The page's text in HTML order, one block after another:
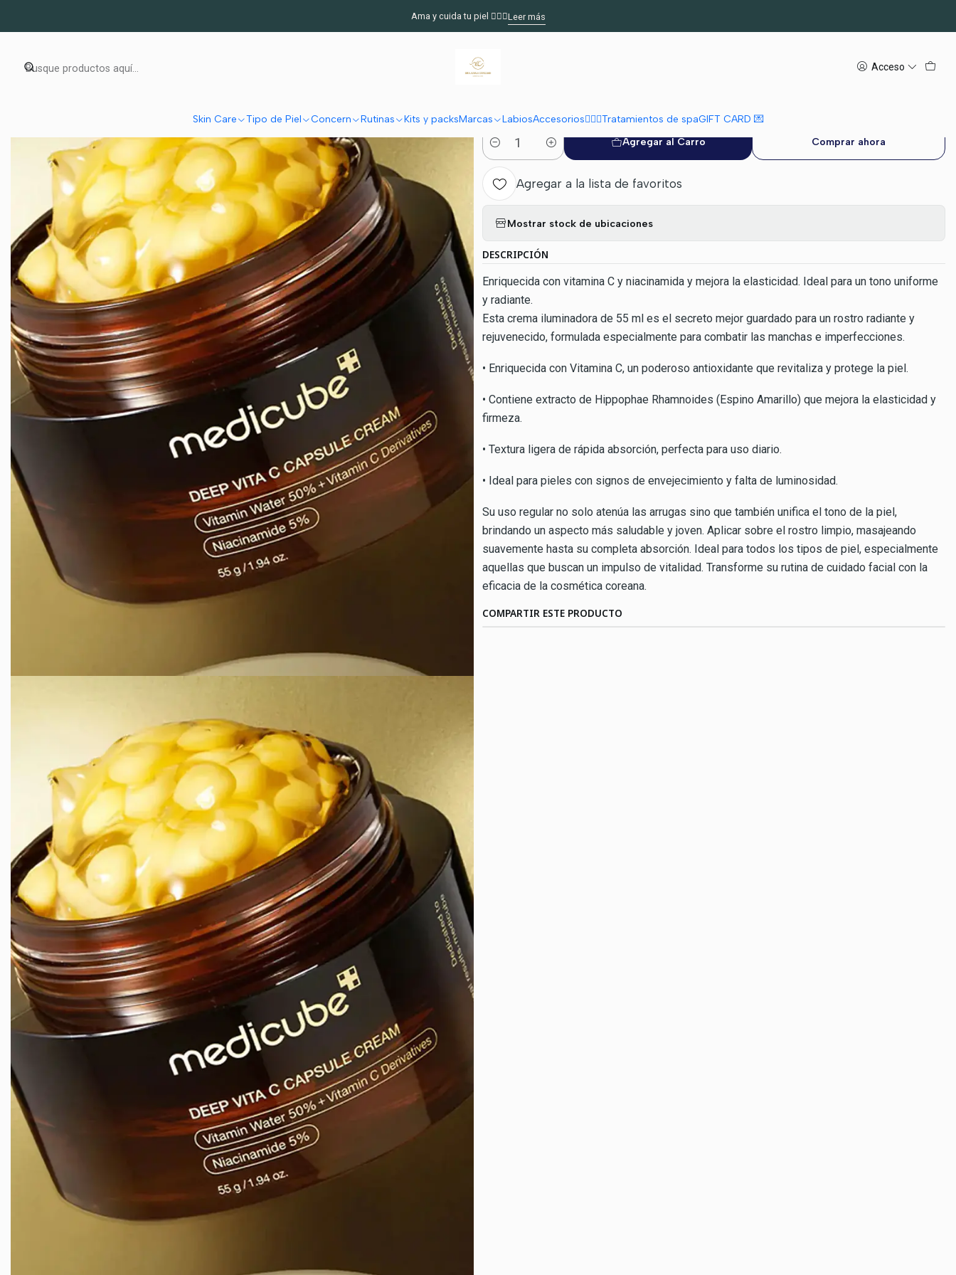
Acceso
Skin Care Tipo de Piel Concern Rutinas Kits y packsMarcas LabiosAccesorios🧖🏽‍♀️Tratamientos de spaGIFT CARD 💌
Ama y cuida tu piel 🧖🏻‍♀️Leer más
MEDICUBE Deep Vita C Capsule Cream – Crema Iluminadora 55 ml
|
MEDICUBE Deep Vita C Capsule Cream –
Cantidad
Agregar al Carro Comprar ahora
Agregar a la lista de favoritos
Mostrar stock de ubicaciones
DESCRIPCIÓN
Enriquecida con vitamina C y niacinamida y mejora la elasticidad. Ideal para un tono uniforme
y radiante.
Esta crema iluminadora de 55 ml es el secreto mejor guardado para un rostro radiante y
rejuvenecido, formulada especialmente para combatir las manchas e imperfecciones.
• Enriquecida con Vitamina C, un poderoso antioxidante que revitaliza y protege la piel.
• Contiene extracto de Hippophae Rhamnoides (Espino Amarillo) que mejora la elasticidad y
firmeza.
• Textura ligera de rápida absorción, perfecta para uso diario.
• Ideal para pieles con signos de envejecimiento y falta de luminosidad.
Su uso regular no solo atenúa las arrugas sino que también unifica el tono de la piel,
brindando un aspecto más saludable y joven. Aplicar sobre el rostro limpio, masajeando
suavemente hasta su completa absorción. Ideal para todos los tipos de piel, especialmente
aquellas que buscan un impulso de vitalidad. Transforme su rutina de cuidado facial con la
eficacia de la cosmética coreana.
COMPARTIR ESTE PRODUCTO